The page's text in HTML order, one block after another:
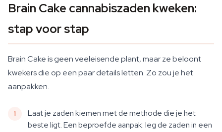
Brain Cake cannabiszaden kweken:
stap voor stap
Brain Cake is geen veeleisende plant, maar ze beloont
kwekers die op een paar details letten. Zo zou je het
aanpakken.
Laat je zaden kiemen met de methode die je het
beste ligt. Een beproefde aanpak: leg de zaden in een